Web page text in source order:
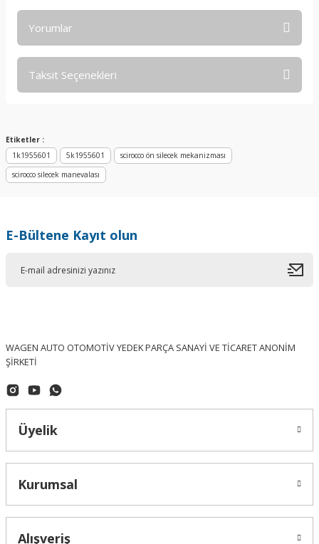
Yorumlar
Taksit Seçenekleri
Etiketler :
1k1955601
5k1955601
scirocco ön silecek mekanizması
scirocco silecek manevalası
E-Bültene Kayıt olun
WAGEN AUTO OTOMOTİV YEDEK PARÇA SANAYİ VE TİCARET ANONİM
ŞİRKETİ
Üyelik
Kurumsal
Alışveriş